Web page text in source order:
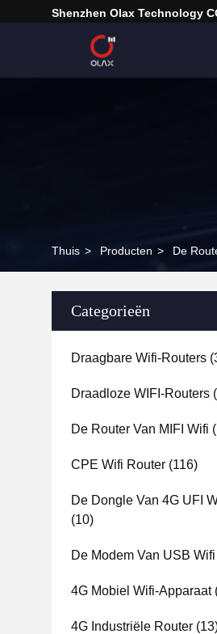
Shenzhen Olax Technology
Thuis > Producten > De
Categorieën
Draagbare Wifi-Routers
Draadloze WIFI-Routers
De Router Van MIFI Wifi
CPE Wifi Router (116)
De Dongle Van 4G UFI
(10)
De Modem Van USB Wifi
4G Mobiel Wifi-Apparaat
4G Industriële Router